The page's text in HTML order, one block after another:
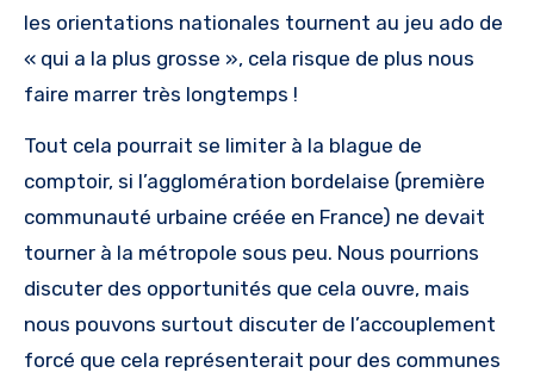
les orientations nationales tournent au jeu ado de
« qui a la plus grosse », cela risque de plus nous
faire marrer très longtemps !
Tout cela pourrait se limiter à la blague de
comptoir, si l’agglomération bordelaise (première
communauté urbaine créée en France) ne devait
tourner à la métropole sous peu. Nous pourrions
discuter des opportunités que cela ouvre, mais
nous pouvons surtout discuter de l’accouplement
forcé que cela représenterait pour des communes